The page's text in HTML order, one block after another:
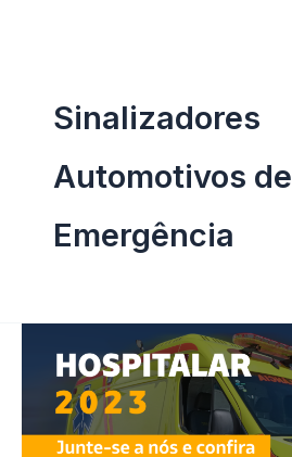
conteúdoSinalizadores
Automotivos de
Emergência
Engenharia
apresenta
projeto